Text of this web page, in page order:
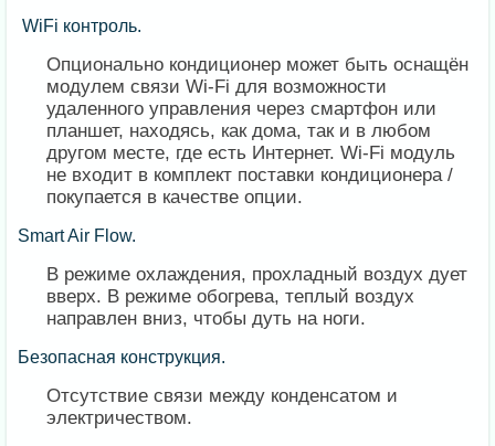
WiFi контроль.
Опционально кондиционер может быть оснащён
модулем связи Wi-Fi для возможности
удаленного управления через смартфон или
планшет, находясь, как дома, так и в любом
другом месте, где есть Интернет. Wi-Fi модуль
не входит в комплект поставки кондиционера /
покупается в качестве опции.
Smart Air Flow.
В режиме охлаждения, прохладный воздух дует
вверх. В режиме обогрева, теплый воздух
направлен вниз, чтобы дуть на ноги.
Безопасная конструкция.
Отсутствие связи между конденсатом и
электричеством.